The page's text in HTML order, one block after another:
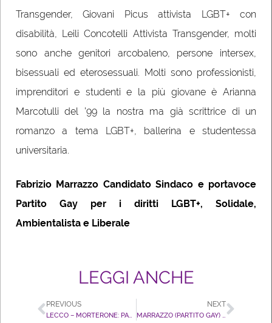
Transgender, Giovani Picus attivista LGBT+ con
disabilità, Leili Concotelli Attivista Transgender, molti
sono anche genitori arcobaleno, persone intersex,
bisessuali ed eterosessuali. Molti sono professionisti,
imprenditori e studenti e la più giovane è Arianna
Marcotulli del ’99 la nostra ma già scrittrice di un
romanzo a tema LGBT+, ballerina e studentessa
universitaria.
Fabrizio Marrazzo Candidato Sindaco e portavoce
Partito Gay per i diritti LGBT+, Solidale,
Ambientalista e Liberale
LEGGI ANCHE
PREVIOUS NEXT